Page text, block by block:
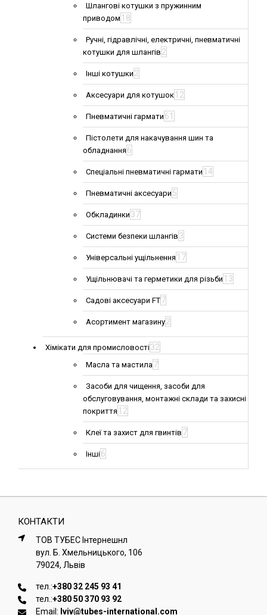
Шлангові котушки з пружинним
приводом 18
Ручні, гідравлічні, електричні, пневматичні
котушки для шлангів 2
Інші котушки 2
Аксесуари для котушок 12
Пневматичні гармати 61
Пістолети для накачування шин та
обладнання 6
Спеціальні пневматичні гармати 14
Пневматичні аксесуари 5
Обкладинки 37
Системи безпеки шлангів 3
Універсальні ущільнення 17
Ущільнювачі та герметики для різьби 13
Садові аксесуари FT7
Асортимент магазину2
Хімікати для промисловості32
Масла та мастила7
Засоби для чищення, засоби для
обслуговування, монтажні склади та захисні
покриття 12
Клеї та захист для гвинтів 7
Інші6
КОНТАКТИ
ТОВ ТУБЕС Iнтернешнл
вул. Б. Хмельницького, 106
79024, Львiв
тел.:+380 32 245 93 41
тел.:+380 50 370 93 92
Email: lviv@tubes-international.com